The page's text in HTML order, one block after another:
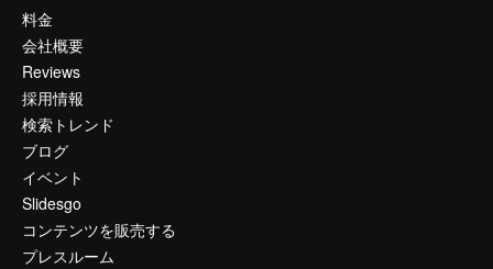
料金
会社概要
Reviews
採用情報
検索トレンド
ブログ
イベント
Slidesgo
コンテンツを販売する
プレスルーム